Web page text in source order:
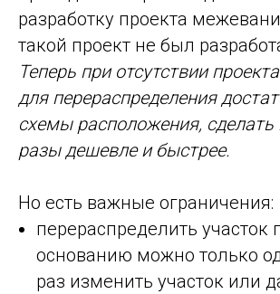
разработку проекта
такой проект не был
Теперь при отсутствии
для перераспределения
схемы расположения,
разы дешевле и быстрее.
Но есть важные ограничения:
перераспределить участок
основанию можно только
раз изменить участок или